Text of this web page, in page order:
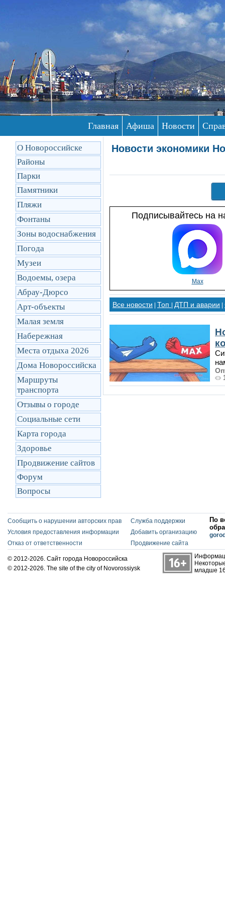
Главная Афиша Новости
О Новороссийске
Районы
Парки
Памятники
Пляжи
Фонтаны
Зоны водоснабжения
Погода
Музеи
Водоемы, озера
Абрау-Дюрсо
Арт-объекты
Малая земля
Набережная
Места отдыха 2026
Дома Новороссийска
Маршруты
транcпорта
Отзывы о городе
Социальные сети
Карта города
Здоровье
Продвижение сайтов
Форум
Вопросы
Новости экономики
Подписывайтесь на
Max
Все новости Топ ДТП и аварии
Сообщить о нарушении авторских прав
Условия предоставления информации
Отказ от ответственности
Служба поддержки
Добавить организацию
Продвижение сайта
По
© 2012-2026. Сайт города Новороссийска
© 2012-2026. The site of the city of Novorossiysk
младше